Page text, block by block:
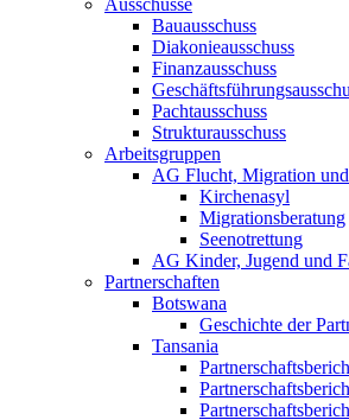
Ausschüsse
Bauausschuss
Diakonieausschuss
Finanzausschuss
Pachtausschuss
Strukturausschuss
Arbeitsgruppen
AG Flucht, Migration
Kirchenasyl
Migrationsberatung
Seenotrettung
AG Kinder, Jugend und
Partnerschaften
Botswana
Geschichte der
Tansania